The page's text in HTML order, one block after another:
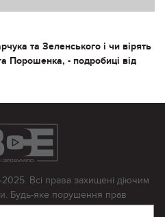
та Зеленського і чи вірять
Порошенка, - подробиці від
Всі права захищені діючим
Будь-яке порушення прав
порядку. Будь-яке відтворення